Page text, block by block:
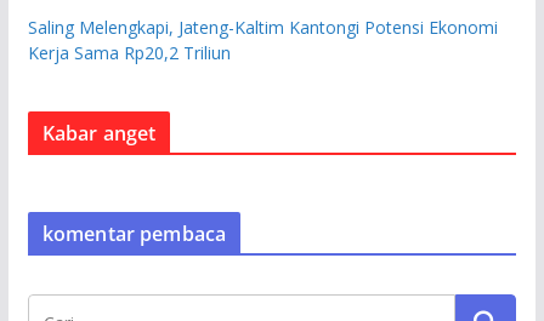
Saling Melengkapi, Jateng-Kaltim Kantongi Potensi Ekonomi
Kerja Sama Rp20,2 Triliun
Kabar anget
komentar pembaca